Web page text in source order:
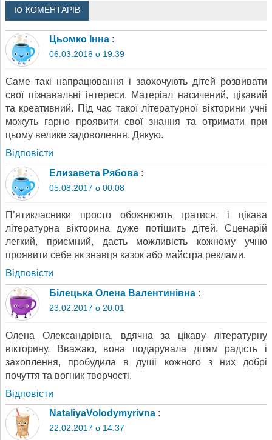
10 КОМЕНТАРІВ
Цьомко Інна :
06.03.2018 о 19:39
Саме такі напрацювання і заохочують дітей розвивати
свої пізнавальні інтереси. Матеріал насичений, цікавий
та креативний. Під час такої літературної вікторини учні
можуть гарно проявити свої знання та отримати при
цьому велике задоволення. Дякую.
Відповіcти
Елизавета Рябова :
05.08.2017 о 00:08
П’ятикласники просто обожнюють гратися, і цікава
літературна вікторина дуже потішить дітей. Сценарій
легкий, приємний, дасть можливість кожному учню
проявити себе як знавця казок або майстра реклами.
Відповіcти
Білецька Олена Валентинівна :
23.02.2017 о 20:01
Олена Олександрівна, вдячна за цікаву літературну
вікторину. Вважаю, вона подарувала дітям радість і
захоплення, пробудила в душі кожного з них добрі
почуття та вогник творчості.
Відповіcти
NataliyaVolodymyrivna :
22.02.2017 о 14:37